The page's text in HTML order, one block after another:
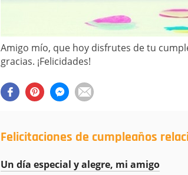
Amigo mío, que hoy disfrutes de tu
gracias. ¡Felicidades!
Felicitaciones de cumpleaños
Un día especial y alegre, mi amigo